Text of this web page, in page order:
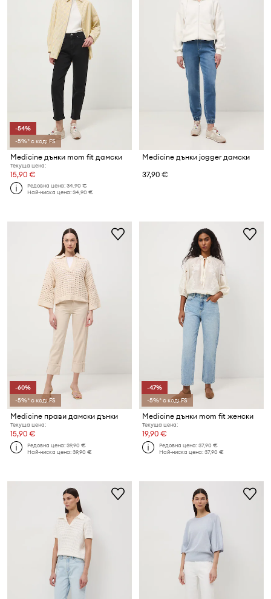
-54%
-5%* с код: FS
Medicine дънки mom fit дамски
Текуща цена:
15,90 €
Редовна цена:34,90 €
Най-ниска цена:34,90 €
Medicine дънки jogger дамски
37,90 €
-60%
-5%* с код: FS
Medicine прави дамски дънки
Текуща цена:
15,90 €
Редовна цена:39,90 €
Най-ниска цена:39,90 €
-47%
-5%* с код: FS
Medicine дънки mom fit женски
Текуща цена:
19,90 €
Редовна цена:37,90 €
Най-ниска цена:37,90 €